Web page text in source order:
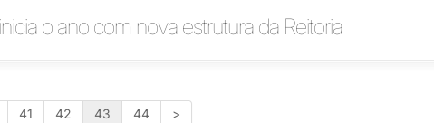
o ano com nova estrutura da Reitoria
41 42 43 44 >